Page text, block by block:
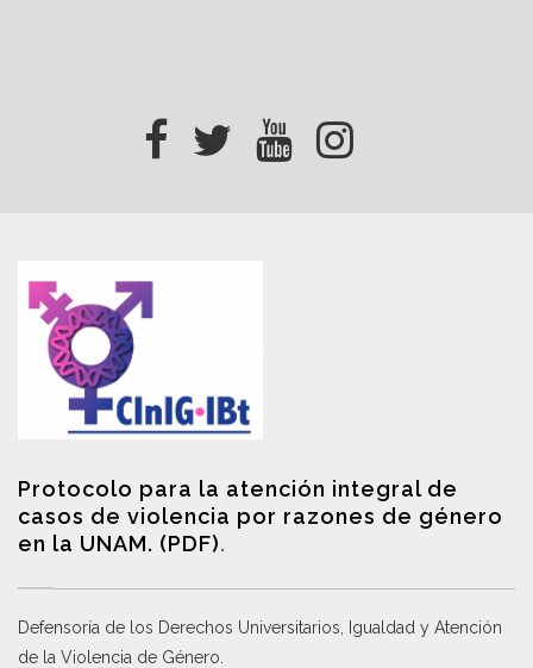
Protocolo para la atención integral de
casos de violencia por razones de género
en la UNAM. (PDF).
Defensoría de los Derechos Universitarios, Igualdad y Atención
de la Violencia de Género